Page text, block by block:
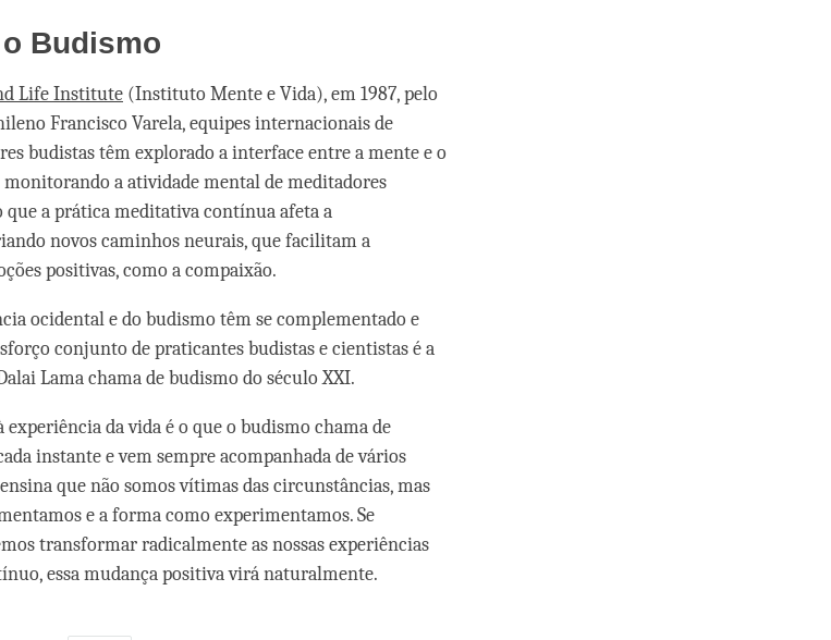
Budismo
Life Institute (Instituto Mente e Vida), em 1987, pelo
Francisco Varela, equipes internacionais de
budistas têm explorado a interface entre a mente e o
a atividade mental de meditadores
que a prática meditativa contínua afeta a
novos caminhos neurais, que facilitam a
positivas, como a compaixão.
ocidental e do budismo têm se complementado e
conjunto de praticantes budistas e cientistas é a
Lama chama de budismo do século XXI.
da vida é o que o budismo chama de
instante e vem sempre acompanhada de vários
que não somos vítimas das circunstâncias, mas
e a forma como experimentamos. Se
transformar radicalmente as nossas experiências
essa mudança positiva virá naturalmente.